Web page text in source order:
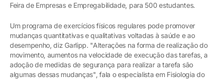
Feira de Empresas e Empregabilidade, para 500 estudantes.
Um programa de exercícios físicos regulares pode promover
mudanças quantitativas e qualitativas voltadas à saúde e ao
desempenho, diz Garlipp. "Alterações na forma de realização do
movimento, aumentos na velocidade de execução das tarefas, a
adoção de medidas de segurança para realizar a tarefa são
algumas dessas mudanças", fala o especialista em Fisiologia do